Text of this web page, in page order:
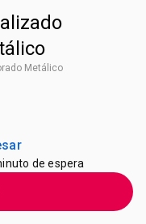
Metálico
de espera